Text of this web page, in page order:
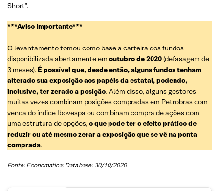
Short”.
***Aviso Importante***
O levantamento tomou como base a carteira dos fundos
disponibilizada abertamente em outubro de 2020(defasagem de
3 meses). É possível que, desde então, alguns fundos tenham
alterado sua exposição aos papéis da estatal, podendo,
inclusive, ter zerado a posição. Além disso, alguns gestores
muitas vezes combinam posições compradas em Petrobras com
venda do índice Ibovespa ou combinam compra de ações com
uma estrutura de opções, o que pode ter o efeito prático de
reduzir ou até mesmo zerar a exposição que se vê na ponta
comprada.
Fonte: Economatica; Data base: 30/10/2020